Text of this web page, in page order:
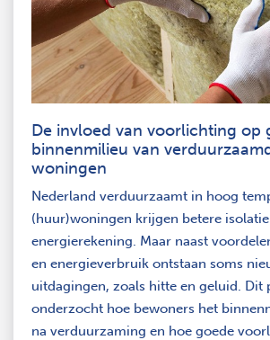
De invloed van voorlichting op
binnenmilieu van
woningen
Nederland verduurzaamt in hoog
(huur)woningen krijgen betere
energierekening. Maar naast
en energieverbruik ontstaan soms
uitdagingen, zoals hitte en geluid. Dit
onderzocht hoe bewoners het
na verduurzaming en hoe goede